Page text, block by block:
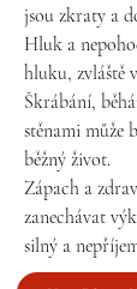
jsou zkraty a
Hluk a
hluku, zvláště
Škrábání,
stěnami může
běžný život.
Zápach a
zanechávat
silný a
mohou také